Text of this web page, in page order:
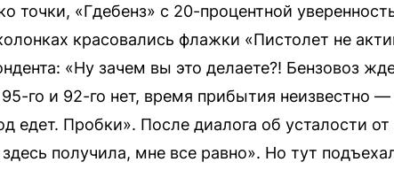
точки, «Гдебенз» с 20-процентной
красовались флажки «Пистолет не
«Ну зачем вы это делаете?! Бензовоз
го и 92-го нет, время прибытия неизвестно
едет. Пробки». После диалога об усталости
получила, мне все равно». Но тут